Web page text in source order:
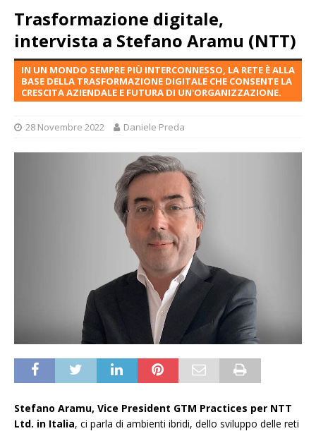
Trasformazione digitale,
intervista a Stefano Aramu (NTT)
IN UN MONDO SEMPRE PIÙ INTERCONNESSO, LA RETE È ALLA
BASE DELLA TRASFORMAZIONE DIGITALE CHE CONSENTE LA
CRESCITA AZIENDALE E FUTURA DI UN'ORGANIZZAZIONE.
28 Novembre 2022 Daniele Preda
Stefano Aramu, Vice President GTM Practices per NTT
Ltd. in Italia, ci parla di ambienti ibridi, dello sviluppo delle reti